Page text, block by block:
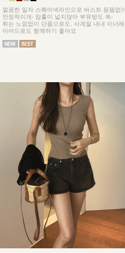
깔끔한 일자 스퀘어넥라인으로 바스트 듣뜸없이
안정적이게- 암홀이 넓지않아 부유방도 쏙-
튀는 느낌없이 단품으로도, 사계절 내내 이너레
이어드로도 함께하기 좋아요